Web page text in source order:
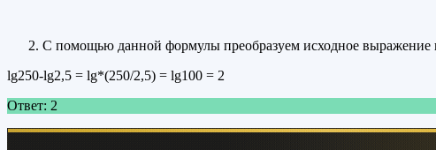
С помощью данной формулы преобразуем исходное выражение
lg250-lg2,5 = lg*(250/2,5) = lg100 = 2
Ответ: 2